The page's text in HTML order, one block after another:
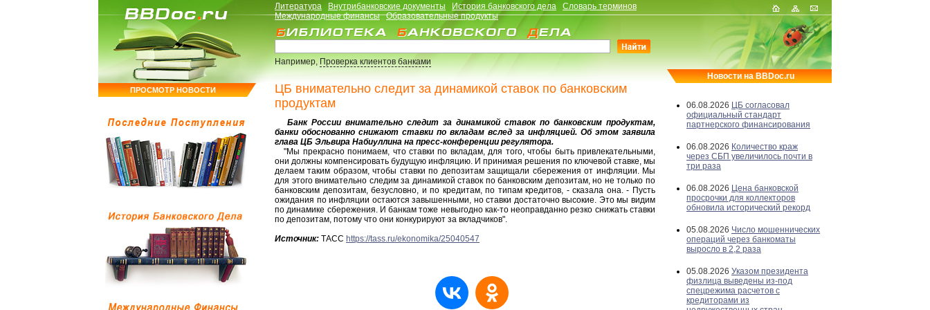
ПРОСМОТР НОВОСТИ
Литература Внутрибанковские документы История банковского дела
Словарь терминов
Международные финансы
Образовательные продукты
Например,Проверка клиентов банками
ЦБ внимательно следит за динамикой ставок по банковским
продуктам
Банк России внимательно следит за динамикой ставок по банковским продуктам,
банки обоснованно снижают ставки по вкладам вслед за инфляцией. Об этом заявила
глава ЦБ Эльвира Набиуллина на пресс-конференции регулятора.
"Мы прекрасно понимаем, что ставки по вкладам, для того, чтобы быть привлекательными,
они должны компенсировать будущую инфляцию. И принимая решения по ключевой ставке, мы
делаем таким образом, чтобы ставки по депозитам защищали сбережения от инфляции. Мы
для этого внимательно следим за динамикой ставок по банковским депозитам, но не только по
банковским депозитам, безусловно, и по кредитам, по типам кредитов, - сказала она. - Пусть
ожидания по инфляции остаются завышенными, но ставки достаточно высокие. Это мы видим
по динамике сбережения. И банкам тоже невыгодно как-то неоправданно резко снижать ставки
по депозитам, потому что они конкурируют за вкладчиков".
Источник: ТАСС https://tass.ru/ekonomika/25040547
Новости на BBDoc.ru
06.08.2026 ЦБ согласовал
официальный стандарт
партнерского финансирования
06.08.2026 Количество краж
через СБП увеличилось почти в
три раза
06.08.2026 Цена банковской
просрочки для коллекторов
обновила исторический рекорд
05.08.2026 Число мошеннических
операций через банкоматы
выросло в 2,2 раза
05.08.2026 Указом президента
физлица выведены из-под
спецрежима расчетов с
кредиторами из